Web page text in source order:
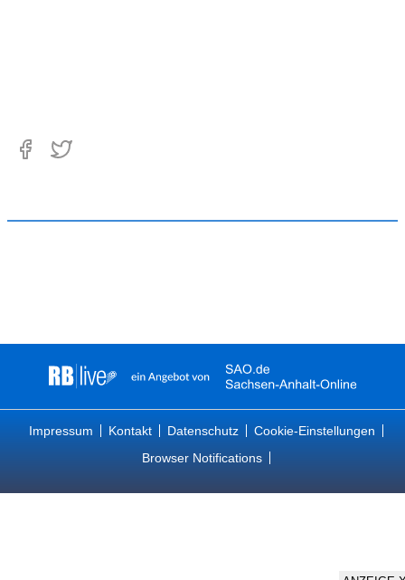
Impressum Kontakt Datenschutz
Cookie-Einstellungen
Browser Notifications